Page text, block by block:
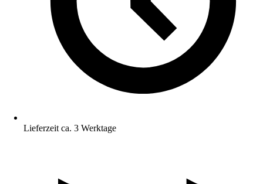
Lieferzeit ca. 3 Werktage